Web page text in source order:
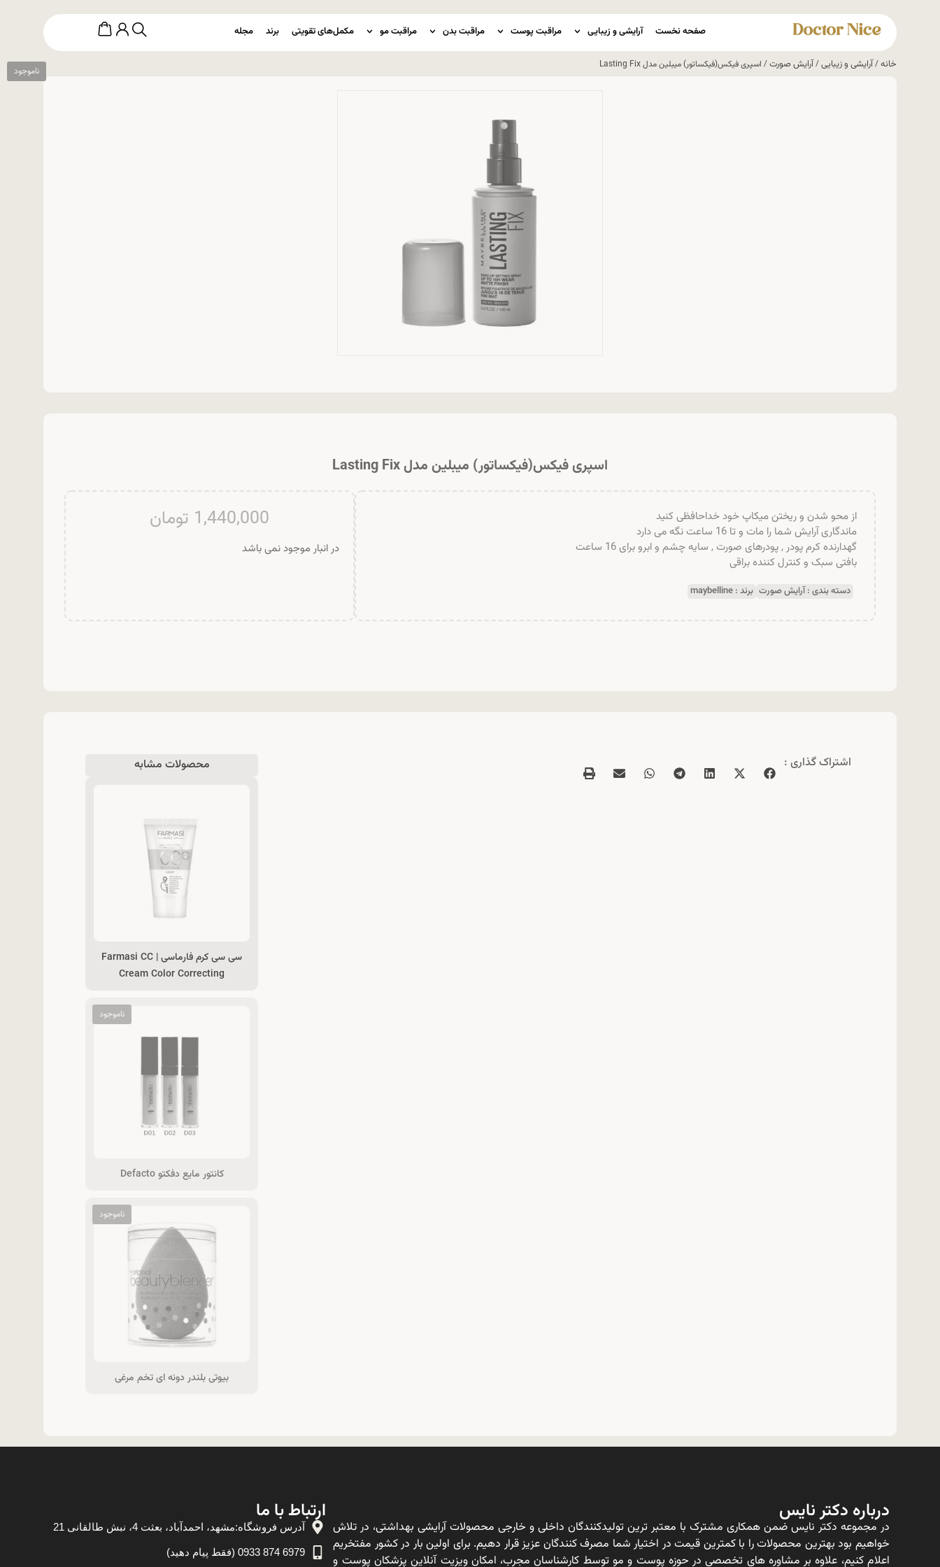
صفحه نخست آرایشی و زیبایی مراقبت پوست مراقبت بدن مراقبت مو مکمل‌های تقویتی برند مجله
خانه/آرایشی و زیبایی/آرایش صورت/ اسپری فیکس(فیکساتور) میبلین مدل Lasting Fix
اسپری فیکس(فیکساتور) میبلین مدل Lasting Fix
از محو شدن و ریختن میکاپ خود خداحافظی کنید
ماندگاری آرایش شما را مات و تا 16 ساعت نگه می دارد
گهدارنده کرم پودر , پودرهای صورت , سایه چشم و ابرو برای 16 ساعت
بافتی سبک و کنترل کننده براقی
دسته بندی :آرایش صورت برند : maybelline
1,440,000 تومان
در انبار موجود نمی باشد
اشتراک گذاری : محصولات مشابه
سی سی کرم فارماسی | Farmasi CC
Cream Color Correcting
کانتور مایع دفکتو Defacto
بیوتی بلندر دونه ای تخم مرغی
درباره دکتر نایس
در مجموعه دکتر نایس ضمن همکاری مشترک با معتبر ترین تولیدکنندگان داخلی و خارجی محصولات آرایشی بهداشتی، در تلاش
خواهیم بود بهترین محصولات را با کمترین قیمت در اختیار شما مصرف کنندگان عزیز قرار دهیم. برای اولین بار در کشور مفتخریم
اعلام کنیم، علاوه بر مشاوره های تخصصی در حوزه پوست و مو توسط کارشناسان مجرب، امکان ویزیت آنلاین پزشکان پوست و
ارتباط با ما
آدرس فروشگاه:مشهد، احمدآباد، بعثت 4، نبش طالقانی 21
6979 874 0933 (فقط پیام دهید)